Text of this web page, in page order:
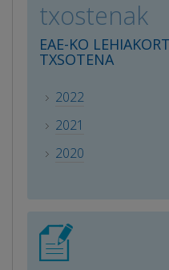
txostenak
EAE-KO
TXSOTENA
2022
2021
2020